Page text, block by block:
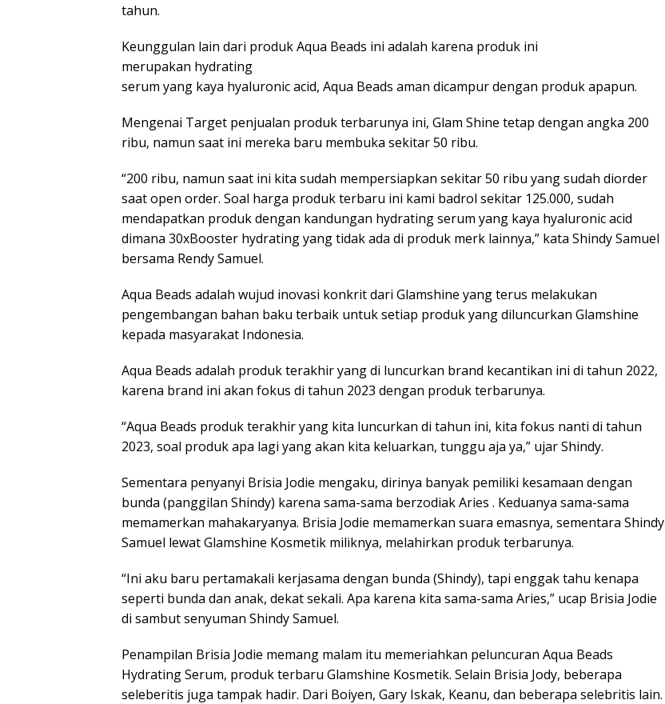
tahun.
Keunggulan lain dari produk Aqua Beads ini adalah karena produk ini
merupakan hydrating
serum yang kaya hyaluronic acid, Aqua Beads aman dicampur dengan produk apapun.
Mengenai Target penjualan produk terbarunya ini, Glam Shine tetap dengan angka 200
ribu, namun saat ini mereka baru membuka sekitar 50 ribu.
“200 ribu, namun saat ini kita sudah mempersiapkan sekitar 50 ribu yang sudah diorder
saat open order. Soal harga produk terbaru ini kami badrol sekitar 125.000, sudah
mendapatkan produk dengan kandungan hydrating serum yang kaya hyaluronic acid
dimana 30xBooster hydrating yang tidak ada di produk merk lainnya,” kata Shindy Samuel
bersama Rendy Samuel.
Aqua Beads adalah wujud inovasi konkrit dari Glamshine yang terus melakukan
pengembangan bahan baku terbaik untuk setiap produk yang diluncurkan Glamshine
kepada masyarakat Indonesia.
Aqua Beads adalah produk terakhir yang di luncurkan brand kecantikan ini di tahun 2022,
karena brand ini akan fokus di tahun 2023 dengan produk terbarunya.
“Aqua Beads produk terakhir yang kita luncurkan di tahun ini, kita fokus nanti di tahun
2023, soal produk apa lagi yang akan kita keluarkan, tunggu aja ya,” ujar Shindy.
Sementara penyanyi Brisia Jodie mengaku, dirinya banyak pemiliki kesamaan dengan
bunda (panggilan Shindy) karena sama-sama berzodiak Aries . Keduanya sama-sama
memamerkan mahakaryanya. Brisia Jodie memamerkan suara emasnya, sementara Shindy
Samuel lewat Glamshine Kosmetik miliknya, melahirkan produk terbarunya.
“Ini aku baru pertamakali kerjasama dengan bunda (Shindy), tapi enggak tahu kenapa
seperti bunda dan anak, dekat sekali. Apa karena kita sama-sama Aries,” ucap Brisia Jodie
di sambut senyuman Shindy Samuel.
Penampilan Brisia Jodie memang malam itu memeriahkan peluncuran Aqua Beads
Hydrating Serum, produk terbaru Glamshine Kosmetik. Selain Brisia Jody, beberapa
seleberitis juga tampak hadir. Dari Boiyen, Gary Iskak, Keanu, dan beberapa selebritis lain.